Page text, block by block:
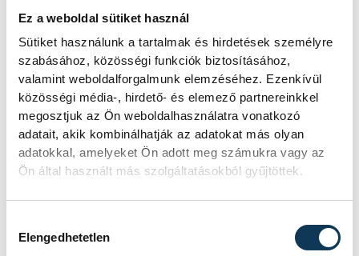
Ez a weboldal sütiket használ
Sütiket használunk a tartalmak és hirdetések személyre
szabásához, közösségi funkciók biztosításához,
valamint weboldalforgalmunk elemzéséhez. Ezenkívül
közösségi média-, hirdető- és elemező partnereinkkel
megosztjuk az Ön weboldalhasználatra vonatkozó
adatait, akik kombinálhatják az adatokat más olyan
adatokkal, amelyeket Ön adott meg számukra vagy az
Ön által használt más szolgáltatásokból gyűjtöttek.
Elengedhetetlen
az ilyen sorozatmérkőzések
végén fáradtabbak szoktak
lenni. Inkább verekedés,
mint kézilabda, amit
produkálnak, ezzel próbálnak
félelmet kelteni, de legutóbb
ez nem már befolyásolta
teljesítményünket és